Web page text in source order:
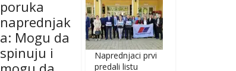
poruka
naprednjak
a: Mogu da
spinuju i
Naprednjaci prvi
predali listu